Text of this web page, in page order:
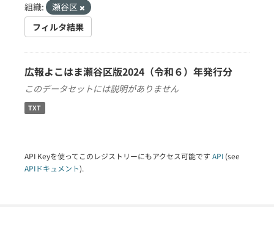
組織:
瀬谷区
フィルタ結果
広報よこはま瀬谷区版2024（令和６）年発行分
このデータセットには説明がありません
TXT
API Keyを使ってこのレジストリーにもアクセス可能です API (see
APIドキュメント).